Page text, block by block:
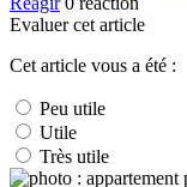
Evaluer cet article
Cet article vous a été :
Peu utile
Utile
Très utile